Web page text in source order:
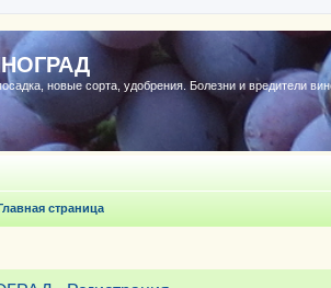
новые сорта, удобрения. Болезни и вредители
страница